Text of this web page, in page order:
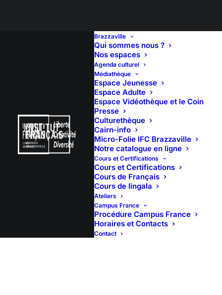
Brazzaville
Qui sommes nous ?
Nos espaces
Agenda culturel
Médiathèque
Espace Jeunesse
Espace Adulte
Espace Vidéothèque et le Coin
Presse
Culturethèque
Cairn-info
Micro-Folie IFC Brazzaville
Notre catalogue en ligne
Cours et Certifications
Cours et Certifications
Cours de Français
Cours de lingala
Ateliers
Campus France
Procédure Campus France
Horaires et Contacts
Contact